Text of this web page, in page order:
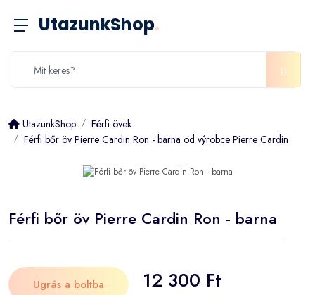
UtazunkShop.
UtazunkShop
Férfi övek
Férfi bőr öv Pierre Cardin Ron - barna od výrobce Pierre Cardin
Férfi bőr öv Pierre Cardin Ron - barna
Ugrás a boltba 12 300 Ft